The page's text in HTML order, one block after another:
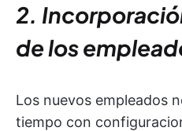
2.
de los
Los nuevos empleados
tiempo con